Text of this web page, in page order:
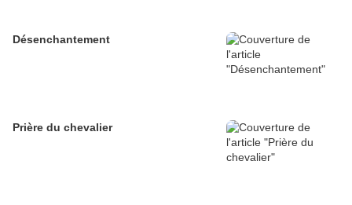
Désenchantement
Prière du chevalier